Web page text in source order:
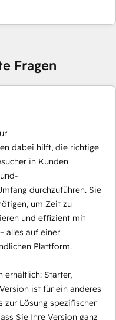
Fragen
dabei hilft, die richtige
in Kunden
durchzuführen. Sie
um Zeit zu
und effizient mit
alles auf einer
Plattform.
Starter,
ist für ein anderes
zur Lösung spezifischer
Sie Ihre Version ganz